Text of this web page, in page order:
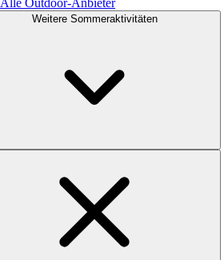
Alle Outdoor-Anbieter
Weitere Sommeraktivitäten